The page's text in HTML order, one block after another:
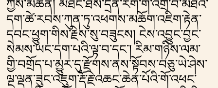
ཀྱིས་མཚོན། མཐོང་ཐོས་དྲན་རེག་གི་འགྲོ་བ་མཐའ་
དག་ཚེ་རབས་ཀུན་ཏུ་འཕགས་མཆོག་འཇིག་རྟེན་
དབང་ཕྱུག་གིས་རྗེས་སུ་བཟུངས། ངེས་འབྱུང་བྱང་
སེམས་ཡང་དག་པའི་ལྟ་བ་དང༌། རིམ་གཉིས་ལམ་
གྱི་བགྲོད་པ་མྱུར་དུ་རྫོགས་ནས་སྟོབས་བཅུ་ཡེ་ཤེས་
ལྔ་ལྡན་ཟུང་འཇུག་རྡོ་རྗེ་འཆང་ཆེན་པོའི་གོ་འཕང་